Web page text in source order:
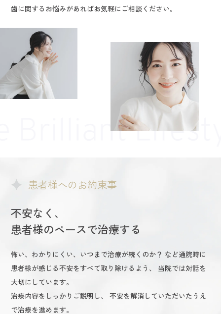
歯に関するお悩みがあればお気軽にご相談ください。
患者様へのお約束事
不安なく、
患者様のペースで治療する
怖い、わかりにくい、いつまで治療が続くのか？ など通院時に
患者様が感じる不安をすべて取り除けるよう、
当院では対話を
大切にしています。
治療内容をしっかりご説明し、
不安を解消していただいたうえ
で治療を進めます。